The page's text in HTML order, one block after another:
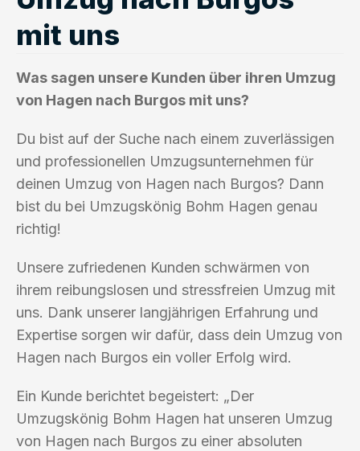
mit uns
Was sagen unsere Kunden über ihren Umzug
von Hagen nach Burgos mit uns?
Du bist auf der Suche nach einem zuverlässigen
und professionellen Umzugsunternehmen für
deinen Umzug von Hagen nach Burgos? Dann
bist du bei Umzugskönig Bohm Hagen genau
richtig!
Unsere zufriedenen Kunden schwärmen von
ihrem reibungslosen und stressfreien Umzug mit
uns. Dank unserer langjährigen Erfahrung und
Expertise sorgen wir dafür, dass dein Umzug von
Hagen nach Burgos ein voller Erfolg wird.
Ein Kunde berichtet begeistert: „Der
Umzugskönig Bohm Hagen hat unseren Umzug
von Hagen nach Burgos zu einer absoluten